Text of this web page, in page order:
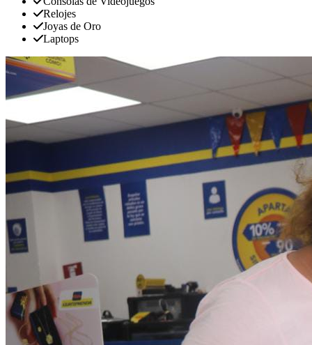
Relojes
Joyas de Oro
Laptops